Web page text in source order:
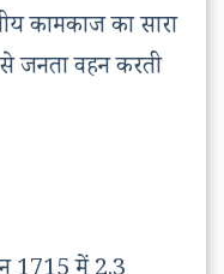
कामकाज का सारा
जनता वहन करती